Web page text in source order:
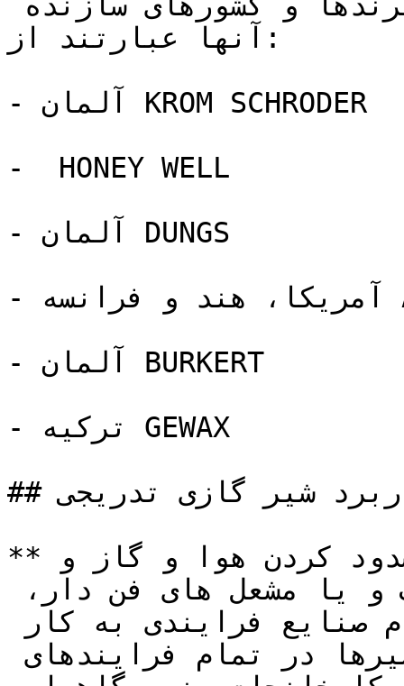
آنها عبارتند از:
- آلمان KROM SCHRODER
-  HONEY WELL
- آلمان DUNGS
- آمریکا، هند و فرانسه ASCO
- آلمان BURKERT
- ترکیه GEWAX
## کاربرد شیر گازی تدریجی
**شیرهای گاز تدریجی** برای مسدود کردن هوا و گاز و